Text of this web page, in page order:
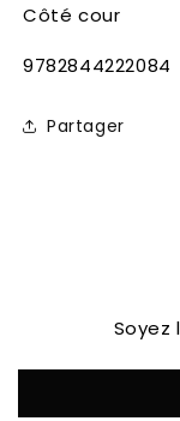
Côté cour
SKU:
9782844222084
Partager
Soyez